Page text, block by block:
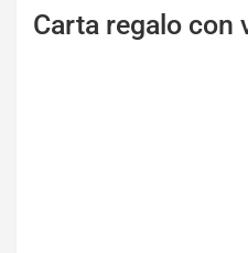
Carta regalo con